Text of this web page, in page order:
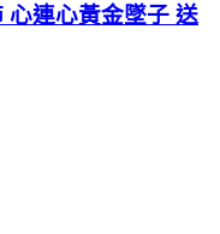
心連心黃金墜子 送